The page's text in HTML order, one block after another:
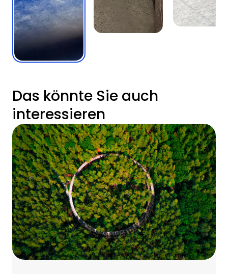
Das könnte Sie auch
interessieren